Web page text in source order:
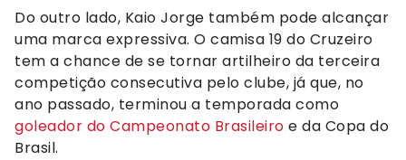
Do outro lado, Kaio Jorge também pode alcançar
uma marca expressiva. O camisa 19 do Cruzeiro
tem a chance de se tornar artilheiro da terceira
competição consecutiva pelo clube, já que, no
ano passado, terminou a temporada como
goleador do Campeonato Brasileiro e da Copa do
Brasil.